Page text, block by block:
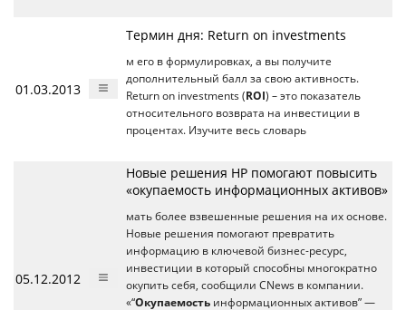
01.03.2013
Термин дня: Return on investments
м его в формулировках, а вы получите
дополнительный балл за свою активность.
Return on investments (ROI) – это показатель
относительного возврата на инвестиции в
процентах. Изучите весь словарь
05.12.2012
Новые решения HP помогают повысить
«окупаемость информационных активов»
мать более взвешенные решения на их основе.
Новые решения помогают превратить
информацию в ключевой бизнес-ресурс,
инвестиции в который способны многократно
окупить себя, сообщили CNews в компании.
«“Окупаемость информационных активов” —